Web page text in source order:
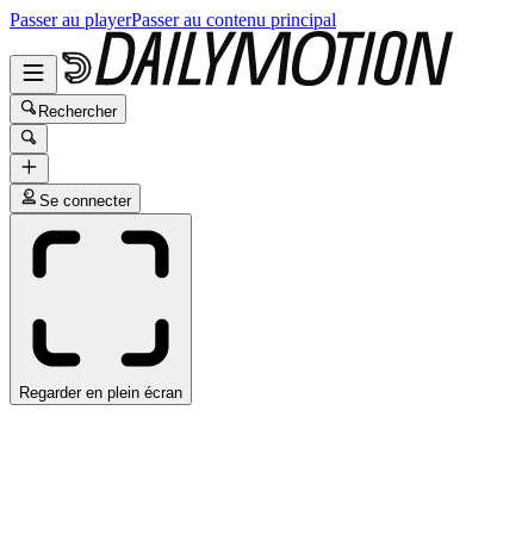
Passer au playerPasser au contenu principal
Rechercher
Se connecter
Regarder en plein écran